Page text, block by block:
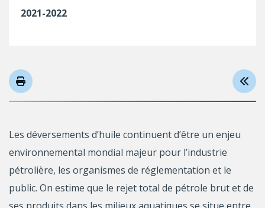
2021-2022
Les déversements d’huile continuent d’être un enjeu
environnemental mondial majeur pour l’industrie
pétrolière, les organismes de réglementation et le
public. On estime que le rejet total de pétrole brut et de
ses produits dans les milieux aquatiques se situe entre